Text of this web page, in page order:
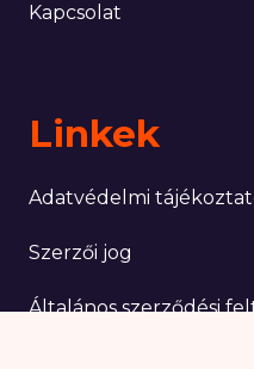
Kapcsolat
Linkek
Adatvédelmi
Szerzői jog
Általános szerződési